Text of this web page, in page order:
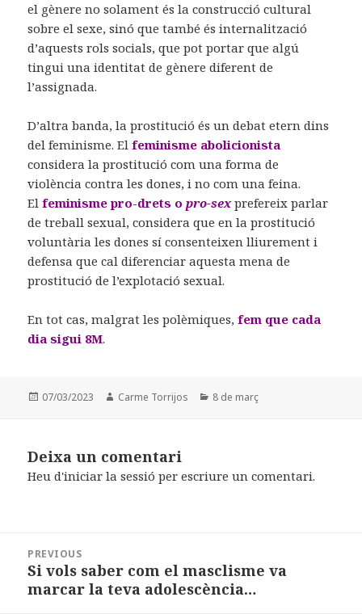
el gènere no solament és la construcció cultural
sobre el sexe, sinó que també és internalització
d’aquests rols socials, que pot portar que algú
tingui una identitat de gènere diferent de
l’assignada.
D’altra banda, la prostitució és un debat etern dins
del feminisme. Elfeminisme abolicionista
considera la prostitució com una forma de
violència contra les dones, i no com una feina.
Elfeminisme pro-drets opro-sexprefereix parlar
de treball sexual, considera que en la prostitució
voluntària les dones sí consenteixen lliurement i
defensa que cal diferenciar aquesta mena de
prostitució de l’explotació sexual.
En tot cas, malgrat les polèmiques,fem que cada
dia sigui 8M.
Posted
07/03/2023 Author
Carme Torrijos Categories
8 de març
Deixa un comentari
Heu d'iniciar la sessió per escriure un comentari.
d'articles
PREVIOUS
Previous
post:
Si vols saber com el masclisme va
marcar la teva adolescència…